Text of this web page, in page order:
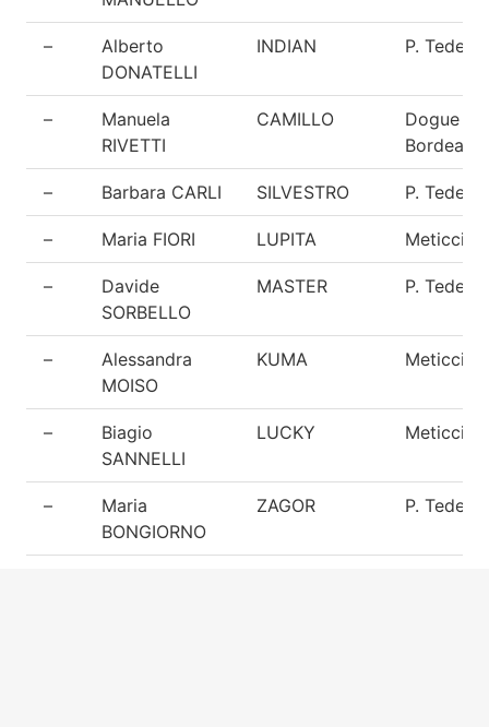
–
Alberto
DONATELLI
INDIAN P.
–
Manuela
RIVETTI
CAMILLO
Dogue de
Bordeaux
– Barbara CARLI SILVESTRO P.
– Maria FIORI LUPITA Meticcio
–
Davide
SORBELLO
MASTER P.
–
Alessandra
MOISO
KUMA Meticcio
–
Biagio
SANNELLI
LUCKY Meticcio
–
Maria
BONGIORNO
ZAGOR P.